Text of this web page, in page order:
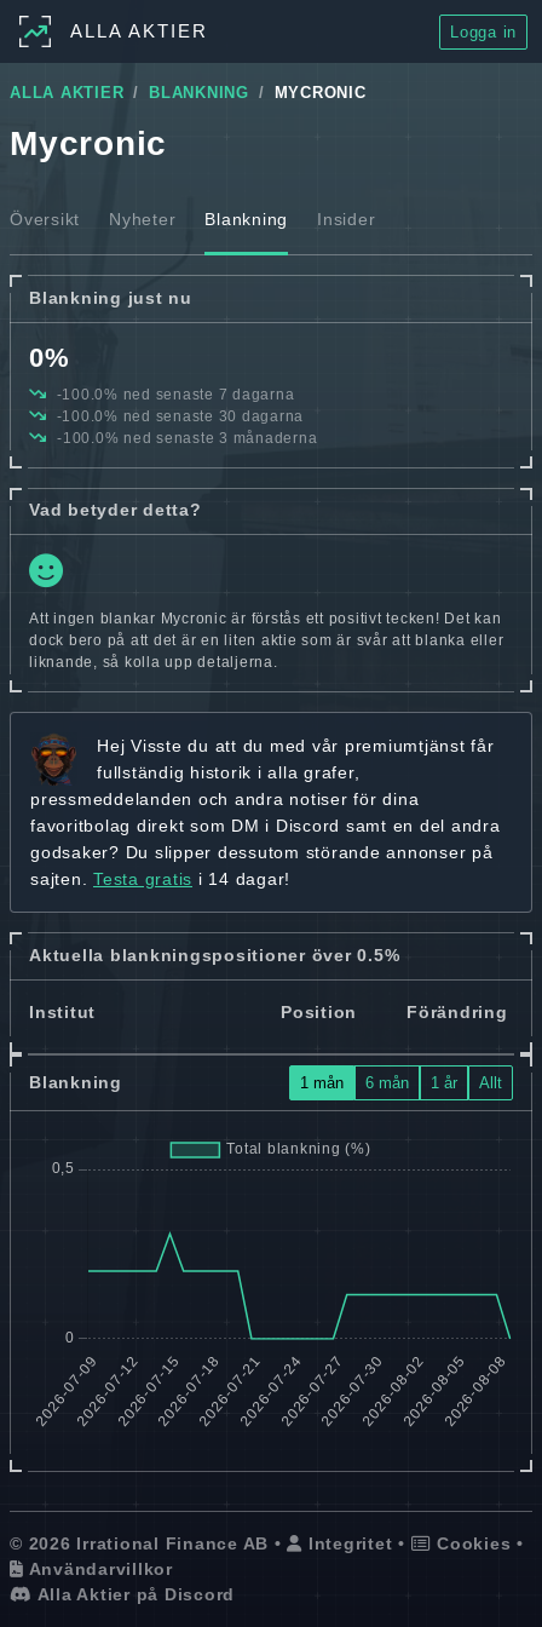
ALLA AKTIER Logga in
ALLA AKTIER BLANKNING MYCRONIC
Mycronic
Översikt Nyheter Blankning Insider
Blankning just nu
0%
-100.0% ned senaste 7 dagarna
-100.0% ned senaste 30 dagarna
-100.0% ned senaste 3 månaderna
Vad betyder detta?
Att ingen blankar Mycronic är förstås ett positivt tecken! Det kan
dock bero på att det är en liten aktie som är svår att blanka eller
liknande, så kolla upp detaljerna.
Hej Visste du att du med vår premiumtjänst får
fullständig historik i alla grafer,
pressmeddelanden och andra notiser för dina
favoritbolag direkt som DM i Discord samt en del andra
godsaker? Du slipper dessutom störande annonser på
sajten. Testa gratis i 14 dagar!
Aktuella blankningspositioner över 0.5%
Institut Position Förändring
Blankning 1 mån 6 mån 1 år Allt
© 2026 Irrational Finance AB • Integritet • Cookies •
Användarvillkor
Alla Aktier på Discord